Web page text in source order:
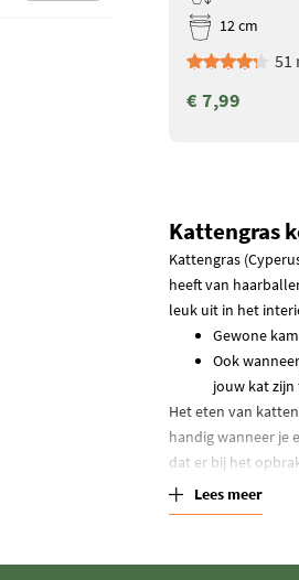
12 cm
51
€ 7,99
Kattengras
Kattengras
heeft van
leuk uit in het
Gewone
Ook
jouw kat
Het eten van
handig wanneer je
dat er bij het
gaan slikken of
eet, als een kat die
Kattengras
Lees meer